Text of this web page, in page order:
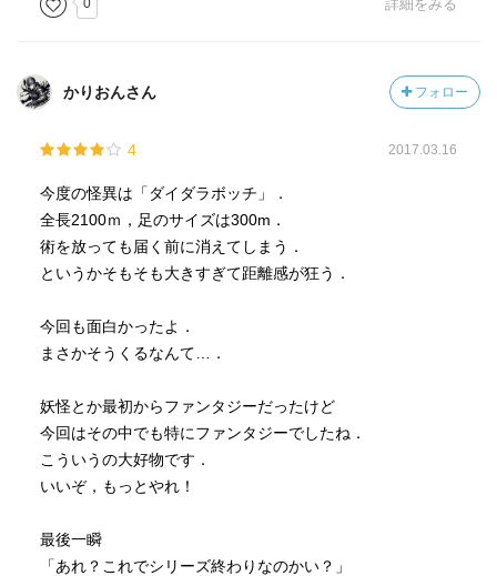
0 詳細をみる
かりおんさん フォロー
4 2017.03.16
今度の怪異は「ダイダラボッチ」．
全長2100ｍ，足のサイズは300m．
術を放っても届く前に消えてしまう．
というかそもそも大きすぎて距離感が狂う．
今回も面白かったよ．
まさかそうくるなんて…．
妖怪とか最初からファンタジーだったけど
今回はその中でも特にファンタジーでしたね．
こういうの大好物です．
いいぞ，もっとやれ！
最後一瞬
「あれ？これでシリーズ終わりなのかい？」